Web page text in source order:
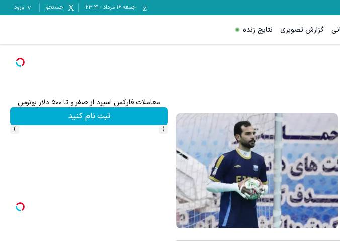
جمعه ۱۶ مرداد -
23:21 جستجو ورود
گزارش تصویری نتایج زنده
معاملات فارکس اسپرد از صفر و تا ۵۰۰ دلار بونوس
ثبت نام کنید
‹
›